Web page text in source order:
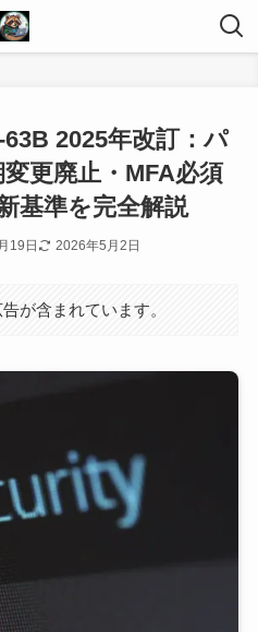
2025年改訂：パ
更廃止・MFA必須
基準を完全解説
19日 2026年5月2日
が含まれています。